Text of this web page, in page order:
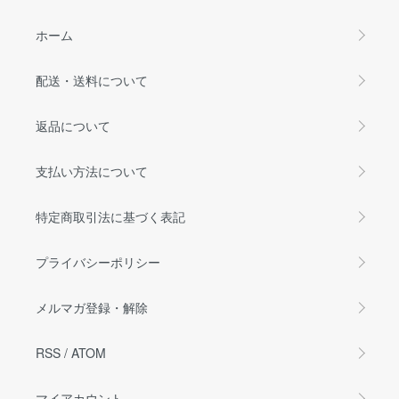
ホーム
配送・送料について
返品について
支払い方法について
特定商取引法に基づく表記
プライバシーポリシー
メルマガ登録・解除
RSS / ATOM